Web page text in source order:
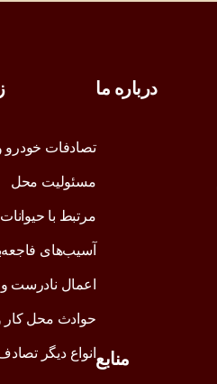
درباره ما
منابع
تصادفات خودرو
مسئولیت محل
مرتبط با
آسیب‌های
اعمال نادرست
حوادث محل کار
انواع دیگر